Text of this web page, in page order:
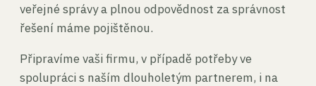
veřejné správy a plnou odpovědnost za správnost
řešení máme pojištěnou.
Připravíme vaši firmu, v případě potřeby ve
spolupráci s naším dlouholetým partnerem, i na